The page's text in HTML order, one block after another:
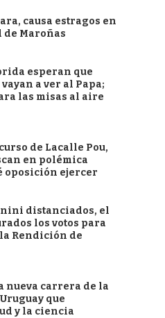
causa estragos en
de Maroñas
esperan que
a ver al Papa;
las misas al aire
de Lacalle Pou,
en polémica
oposición ejercer
distanciados, el
los votos para
Rendición de
nueva carrera de la
que
y la ciencia